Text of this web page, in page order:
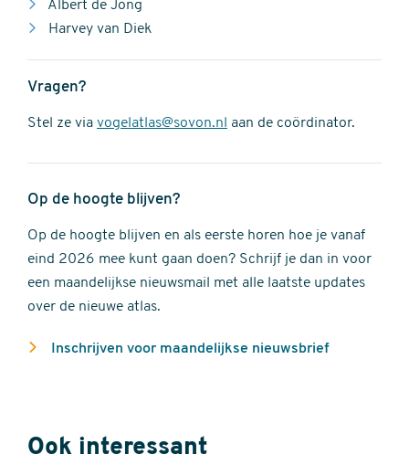
Albert de Jong
Harvey van Diek
Vragen?
Stel ze via vogelatlas@sovon.nl aan de coördinator.
Op de hoogte blijven?
Op de hoogte blijven en als eerste horen hoe je vanaf
eind 2026 mee kunt gaan doen? Schrijf je dan in voor
een maandelijkse nieuwsmail met alle laatste updates
over de nieuwe atlas.
Inschrijven voor maandelijkse nieuwsbrief
Ook interessant